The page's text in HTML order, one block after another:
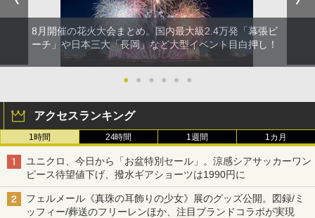
8月開催の花火大会まとめ。国内最大級2.4万発「幕張ビ
ーチ」や日本三大「長岡」など大型イベント目白押し！
● ● ● ● ● ●
アクセスランキング
1時間 24時間 1週間 1カ月
ユニクロ、今日から「お盆特別セール」。涼感シアサッカーワン
ピース待望値下げ、撥水ギアショーツは1990円に
フェルメール《真珠の耳飾りの少女》展のグッズ公開。図録/ミ
ッフィー/葬送のフリーレンほか、注目ブランドコラボが実現